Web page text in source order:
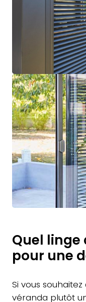
Quel
pour une
Si vous
véranda plutôt